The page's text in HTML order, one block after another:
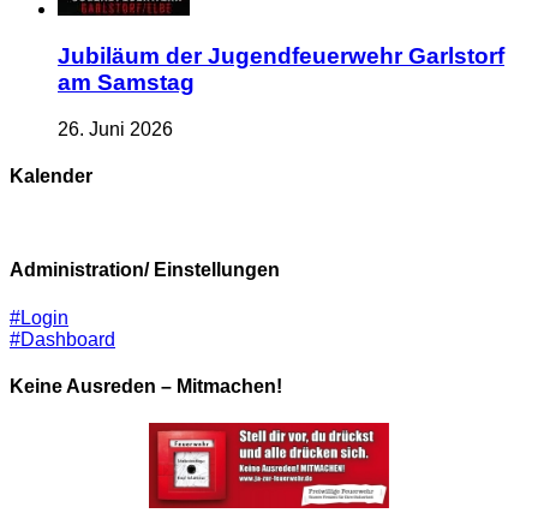
Jubiläum der Jugendfeuerwehr Garlstorf
am Samstag
26. Juni 2026
Kalender
Administration/ Einstellungen
#Login
#Dashboard
Keine Ausreden – Mitmachen!